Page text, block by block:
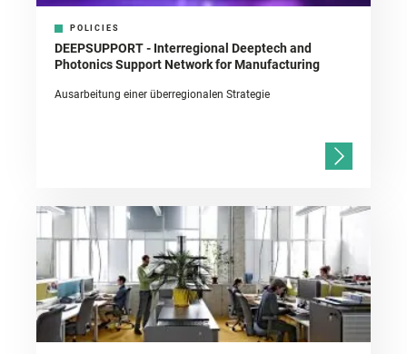
POLICIES
DEEPSUPPORT - Interregional Deeptech and
Photonics Support Network for Manufacturing
Ausarbeitung einer überregionalen Strategie